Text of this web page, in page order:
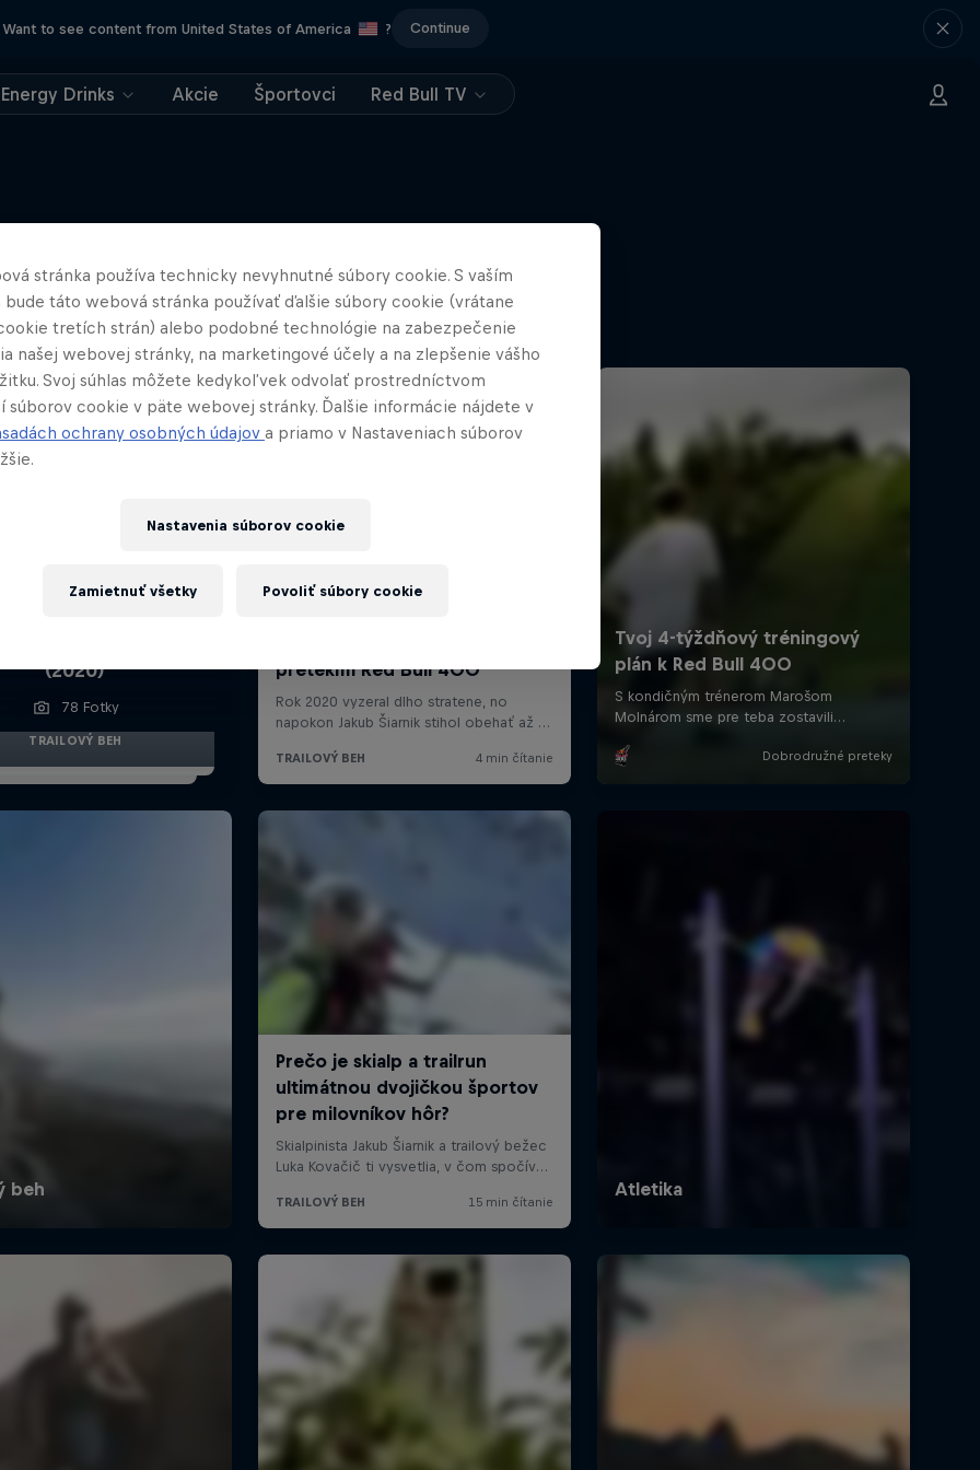
Want to see content from United States of America ? Continue
Energy Drinks Akcie Športovci Red Bull TV
Viac
(2020)
78 Fotky
TRAILOVÝ BEH
stránka používa technicky nevyhnutné súbory cookie. S vaším
bude táto webová stránka používať ďalšie súbory cookie (vrátane
tretích strán) alebo podobné technológie na zabezpečenie
našej webovej stránky, na marketingové účely a na zlepšenie vášho
Svoj súhlas môžete kedykoľvek odvolať prostredníctvom
súborov cookie v päte webovej stránky. Ďalšie informácie nájdete v
ochrany osobných údajov a priamo v Nastaveniach súborov
Nastavenia súborov cookie
Zamietnuť všetky Povoliť súbory cookie